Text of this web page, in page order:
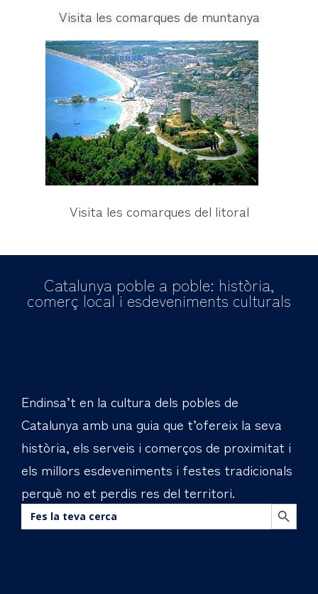
Visita les comarques de muntanya
Visita les comarques del litoral
Catalunya poble a poble: història,
comerç local i esdeveniments culturals
Endinsa’t en la cultura dels pobles de
Catalunya amb una guia que t’ofereix la seva
història, els serveis i comerços de proximitat i
els millors esdeveniments i festes tradicionals
perquè no et perdis res del territori.
BOTÓN DE